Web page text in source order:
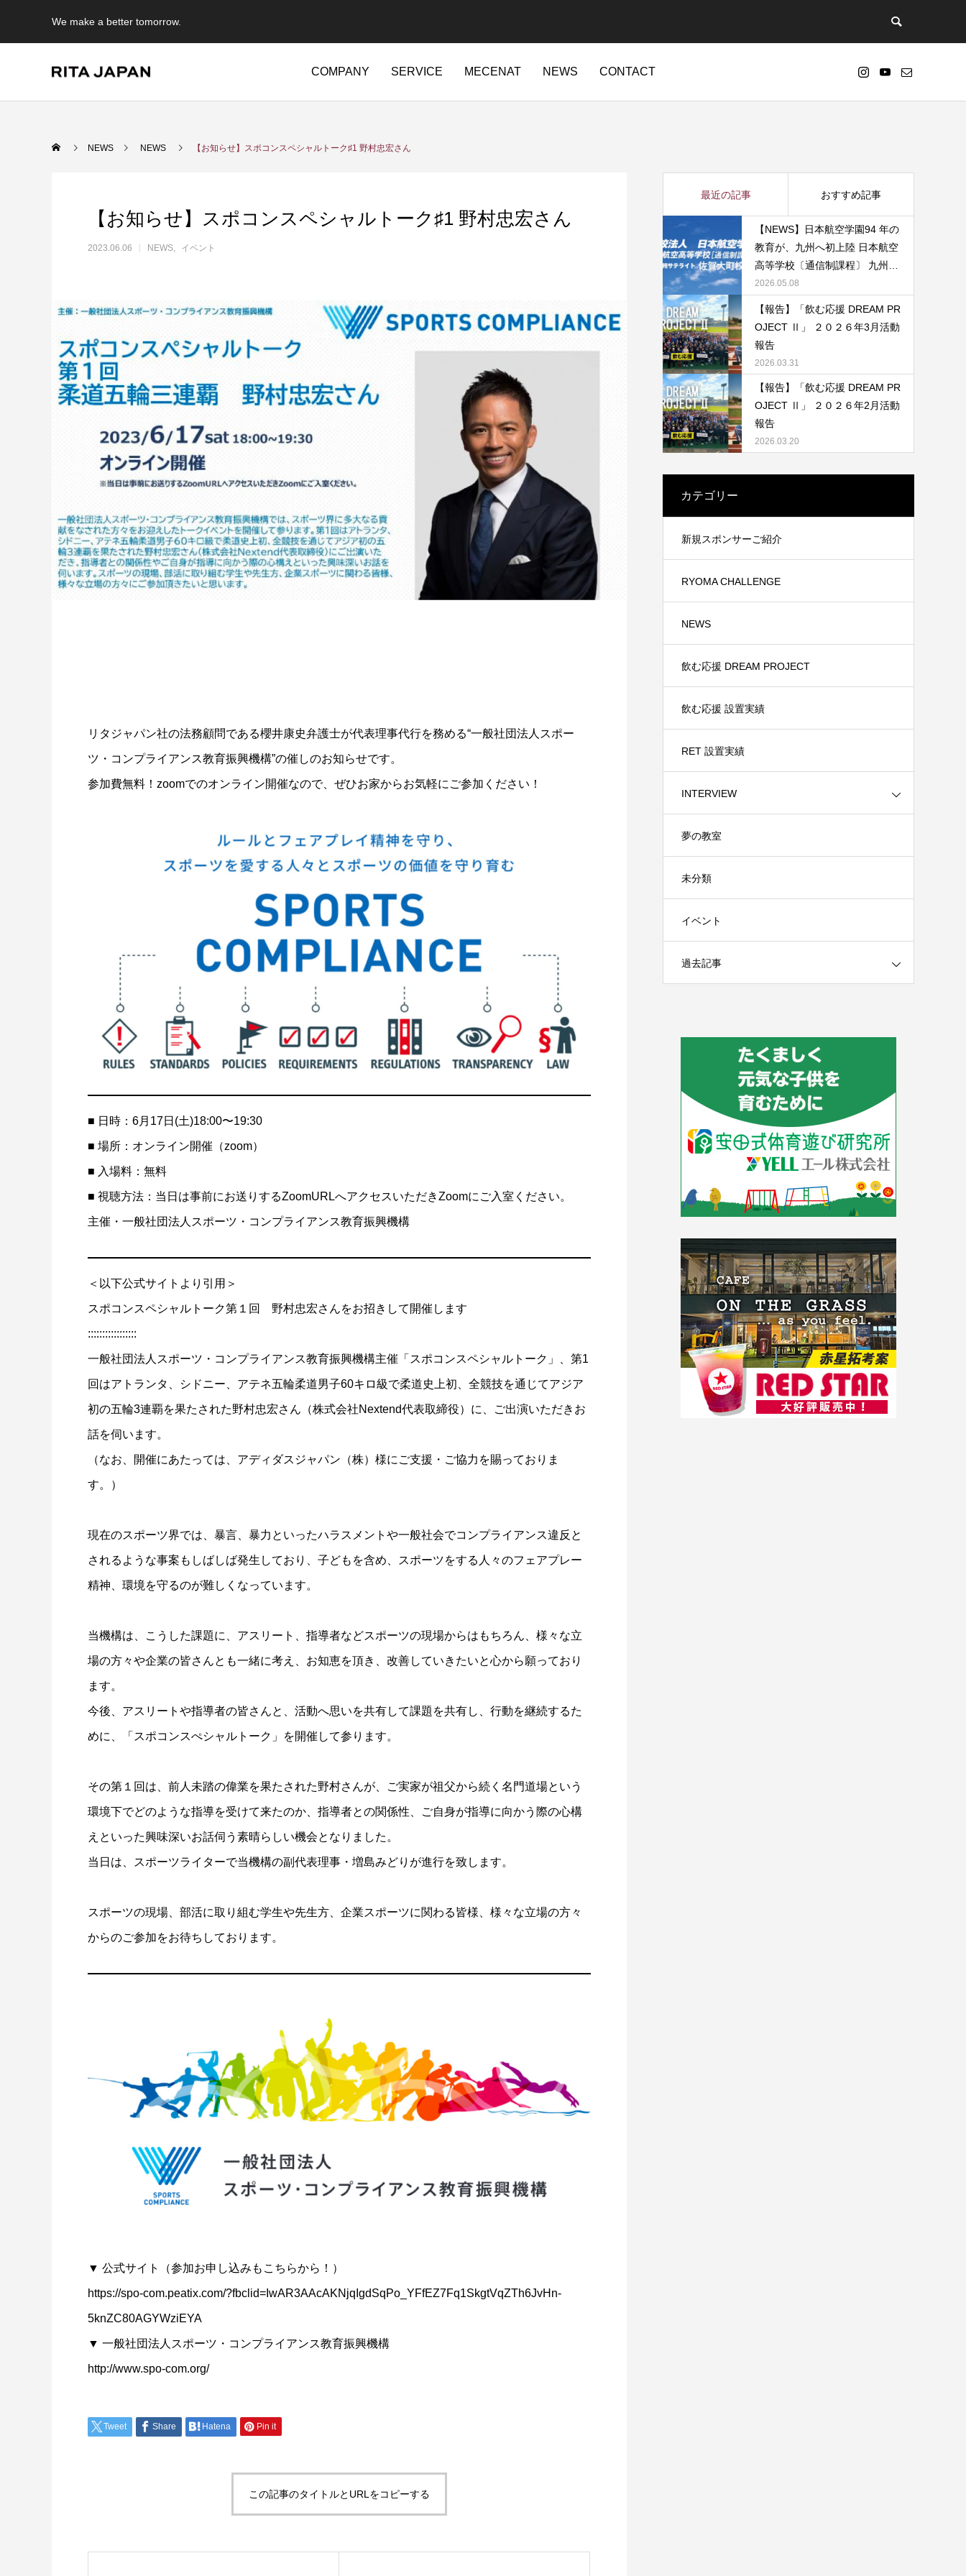
We make a better tomorrow.
COMPANY SERVICE MECENAT NEWS CONTACT
Warning
/export/sd214/www/jp/r/e/gmoserver/2/5/sd0942025/ritajapan.jp/wordpress-4.7.2-ja-jetpack-undernavicontrol/wp-
NEWS NEWS 【お知らせ】スポコンスペシャルトーク♯1 野村忠宏さん
【お知らせ】スポコンスペシャルトーク♯1 野村忠宏さん
2023.06.06 NEWS イベント
リタジャパン社の法務顧問である櫻井康史弁護士が代表理事代行を務める“一般社団法人スポー
ツ・コンプライアンス教育振興機構”の催しのお知らせです。
参加費無料！zoomでのオンライン開催なので、ぜひお家からお気軽にご参加ください！
■ 日時：6月17日(土)18:00〜19:30
■ 場所：オンライン開催（zoom）
■ 入場料：無料
■ 視聴方法：当日は事前にお送りするZoomURLへアクセスいただきZoomにご入室ください。
主催・一般社団法人スポーツ・コンプライアンス教育振興機構
＜以下公式サイトより引用＞
スポコンスペシャルトーク第１回 野村忠宏さんをお招きして開催します
:::::::::::::::::
一般社団法人スポーツ・コンプライアンス教育振興機構主催「スポコンスペシャルトーク」、第1
回はアトランタ、シドニー、アテネ五輪柔道男子60キロ級で柔道史上初、全競技を通じてアジア
初の五輪3連覇を果たされた野村忠宏さん（株式会社Nextend代表取締役）に、ご出演いただきお
話を伺います。
（なお、開催にあたっては、アディダスジャパン（株）様にご支援・ご協力を賜っておりま
す。）
現在のスポーツ界では、暴言、暴力といったハラスメントや一般社会でコンプライアンス違反と
されるような事案もしばしば発生しており、子どもを含め、スポーツをする人々のフェアプレー
精神、環境を守るのが難しくなっています。
当機構は、こうした課題に、アスリート、指導者などスポーツの現場からはもちろん、様々な立
場の方々や企業の皆さんとも一緒に考え、お知恵を頂き、改善していきたいと心から願っており
ます。
今後、アスリートや指導者の皆さんと、活動へ思いを共有して課題を共有し、行動を継続するた
めに、「スポコンスぺシャルトーク」を開催して参ります。
その第１回は、前人未踏の偉業を果たされた野村さんが、ご実家が祖父から続く名門道場という
環境下でどのような指導を受けて来たのか、指導者との関係性、ご自身が指導に向かう際の心構
えといった興味深いお話伺う素晴らしい機会となりました。
当日は、スポーツライターで当機構の副代表理事・増島みどりが進行を致します。
スポーツの現場、部活に取り組む学生や先生方、企業スポーツに関わる皆様、様々な立場の方々
からのご参加をお待ちしております。
▼ 公式サイト（参加お申し込みもこちらから！）
https://spo-com.peatix.com/?fbclid=IwAR3AAcAKNjqIgdSqPo_YFfEZ7Fq1SkgtVqZTh6JvHn-
5knZC80AGYWziEYA
▼ 一般社団法人スポーツ・コンプライアンス教育振興機構
http://www.spo-com.org/
Tweet Share Hatena Pin it
この記事のタイトルとURLをコピーする
最近の記事 おすすめ記事
【NEWS】日本航空学園94 年の
教育が、九州へ初上陸 日本航空
高等学校〔通信制課程〕 九州サ
テライト・佐賀大町校を開校
2026.05.08
【報告】「飲む応援 DREAM PR
OJECT Ⅱ」 ２０２６年3月活動
報告
2026.03.31
【報告】「飲む応援 DREAM PR
OJECT Ⅱ」 ２０２６年2月活動
報告
2026.03.20
カテゴリー
新規スポンサーご紹介
RYOMA CHALLENGE
NEWS
飲む応援 DREAM PROJECT
飲む応援 設置実績
RET 設置実績
INTERVIEW
夢の教室
未分類
イベント
過去記事